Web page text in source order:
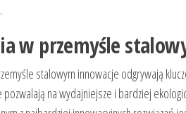
w przemyśle
stalowym innowacje odgrywają
na wydajniejsze i bardziej